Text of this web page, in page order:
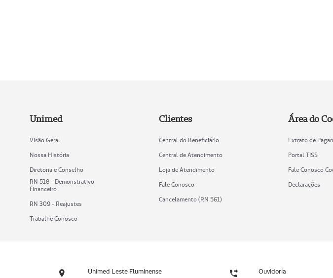
Unimed
Visão Geral
Nossa História
Diretoria e Conselho
RN 518 - Demonstrativo
Financeiro
RN 309 - Reajustes
Trabalhe Conosco
Clientes
Central do Beneficiário
Central de Atendimento
Loja de Atendimento
Fale Conosco
Cancelamento (RN 561)
Área do
Extrato de
Portal TISS
Fale Conosco
Declarações
Unimed Leste Fluminense Ouvidoria